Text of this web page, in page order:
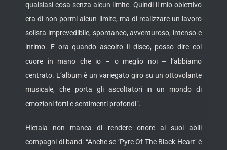
qualsiasi cosa senza alcun limite. Quindi il mio obiettivo
era di non pormi alcun limite, ma di realizzare un lavoro
solista imprevedibile, spontaneo, avventuroso, intenso e
intimo. E ora quando ascolto il disco, posso dire col
cuore in mano che io – o meglio noi – l’abbiamo
centrato. L’album è un variegato giro su un ottovolante
musicale, che porta gli ascoltatori in un mondo di
emozioni forti e sentimenti profondi”.
Hietala non manca di rendere onore ai suoi abili
compagni di band: “Anche se ‘Pyre Of The Black Heart’ è